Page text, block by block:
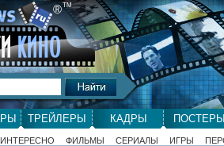
®ТМ
ТРЕЙЛЕРЫ КАДРЫ
ФИЛЬМЫ СЕРИАЛЫ ИГРЫ